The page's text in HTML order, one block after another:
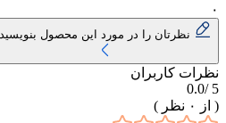
۰
نظرتان را در مورد این محصول بنویسید
نظرات کاربران
5 /
0.0
( از
۰ نظر )